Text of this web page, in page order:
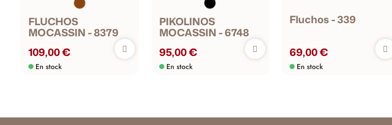
FLUCHOS
MOCASSIN - 8379
109,00 €
En stock
PIKOLINOS
MOCASSIN - 6748
95,00 €
En stock
Fluchos - 339
69,00 €
En stock